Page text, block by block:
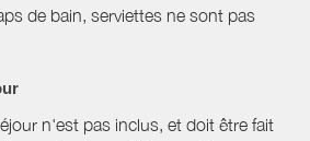
de bain, serviettes ne sont pas
n'est pas inclus, et doit être fait